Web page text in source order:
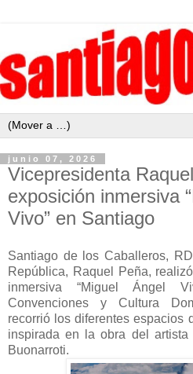
junio 07, 2026
Vicepresidenta
exposición inmersiva
Vivo” en Santiago
Santiago de los Caballeros,
República, Raquel Peña,
inmersiva “Miguel Ángel
Convenciones y Cultura
recorrió los diferentes espacios
inspirada en la obra del artista
Buonarroti.